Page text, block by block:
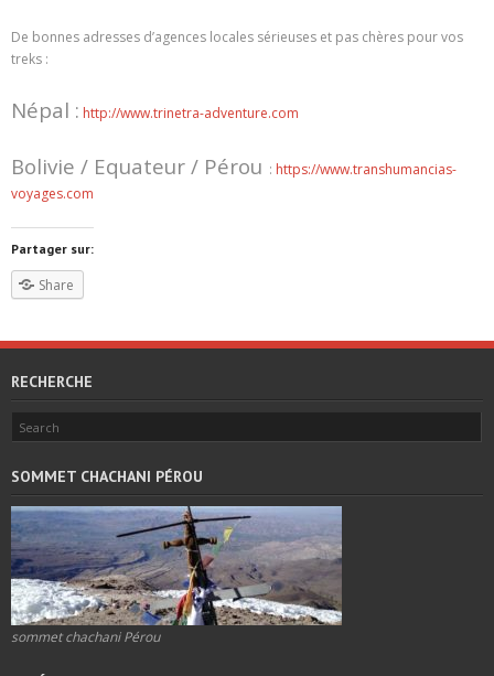
De bonnes adresses d’agences locales sérieuses et pas chères pour vos
treks :
Népal : http://www.trinetra-adventure.com
Bolivie / Equateur / Pérou : https://www.transhumancias-
voyages.com
Partager sur:
Share
RECHERCHE
SOMMET CHACHANI PÉROU
sommet chachani Pérou